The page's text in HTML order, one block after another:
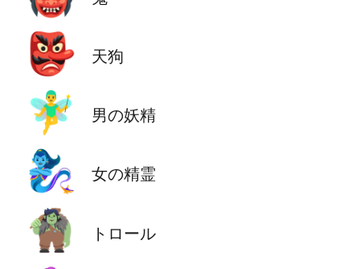
👺 天狗
🧚‍♂️ 男の妖精
🧞‍♀️ 女の精霊
🧌 トロール